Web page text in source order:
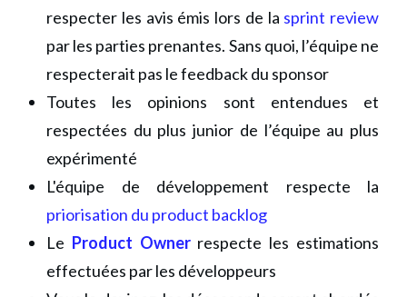
respecter les avis émis lors de la sprint review
par les parties prenantes. Sans quoi, l’équipe ne
respecterait pas le feedback du sponsor
Toutes les opinions sont entendues et
respectées du plus junior de l’équipe au plus
expérimenté
L'équipe de développement respecte la
priorisation du product backlog
Le Product Owner respecte les estimations
effectuées par les développeurs